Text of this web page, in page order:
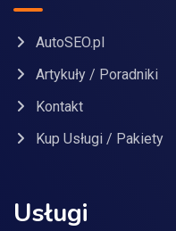
AutoSEO.pl
Artykuły / Poradniki
Kontakt
Kup Usługi / Pakiety
Usługi